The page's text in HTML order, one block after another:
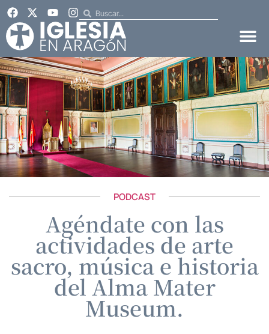
PODCAST
Agéndate con las
actividades de arte
sacro, música e historia
del Alma Mater
Museum.